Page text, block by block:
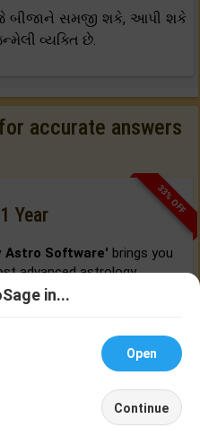
બીજાને સમજી શકે, આપી શકે
વ્યક્તિ છે.
accurate answers
33% OFF
Year
Astro Software' brings you
advanced astrology
features, delivered from
in...
Open
Continue
Astrologer
Account